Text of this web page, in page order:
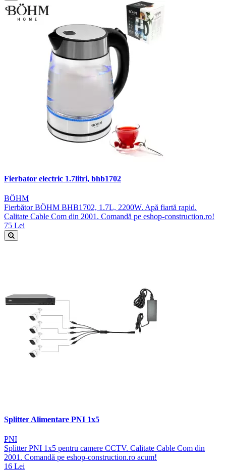
Fierbator electric 1.7litri, bhb1702
BÖHM
Fierbător BÖHM BHB1702, 1.7L, 2200W. Apă fiartă rapid.
Calitate Cable Com din 2001. Comandă pe eshop-construction.ro!
75 Lei
Splitter Alimentare PNI 1x5
PNI
Splitter PNI 1x5 pentru camere CCTV. Calitate Cable Com din
2001. Comandă pe eshop-construction.ro acum!
16 Lei